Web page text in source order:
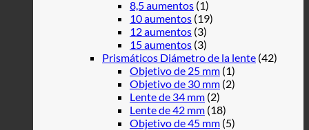
8,5 aumentos (1)
10 aumentos (19)
12 aumentos (3)
15 aumentos (3)
Prismáticos Diámetro de la lente (42)
Objetivo de 25 mm (1)
Objetivo de 30 mm (2)
Lente de 34 mm (2)
Lente de 42 mm (18)
Objetivo de 45 mm (5)